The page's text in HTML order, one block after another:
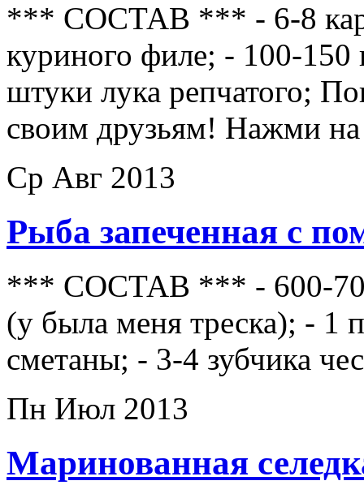
*** СОСТАВ *** - 6-8
куриного филе; - 100-
штуки лука репчатого;
своим друзьям! Нажми
Ср Авг 2013
Рыба запеченная с
*** СОСТАВ *** - 600-
(у была меня треска); - 1
сметаны; - 3-4 зубчика
Пн Июл 2013
Маринованная